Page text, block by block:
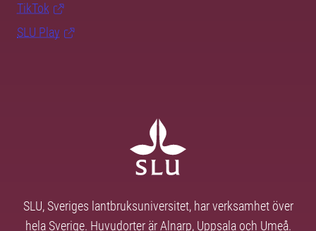
TikTok
SLU Play
SLU, Sveriges lantbruksuniversitet, har verksamhet över
hela Sverige. Huvudorter är Alnarp, Uppsala och Umeå.